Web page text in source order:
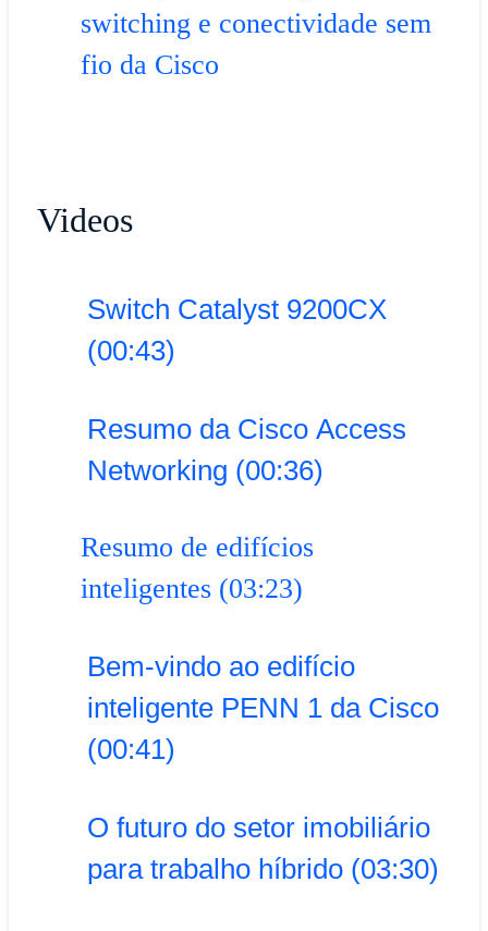
switching e conectividade sem
fio da Cisco
Videos
Switch Catalyst 9200CX
(00:43)
Resumo da Cisco Access
Networking (00:36)
Resumo de edifícios
inteligentes (03:23)
Bem-vindo ao edifício
inteligente PENN 1 da Cisco
(00:41)
O futuro do setor imobiliário
para trabalho híbrido (03:30)